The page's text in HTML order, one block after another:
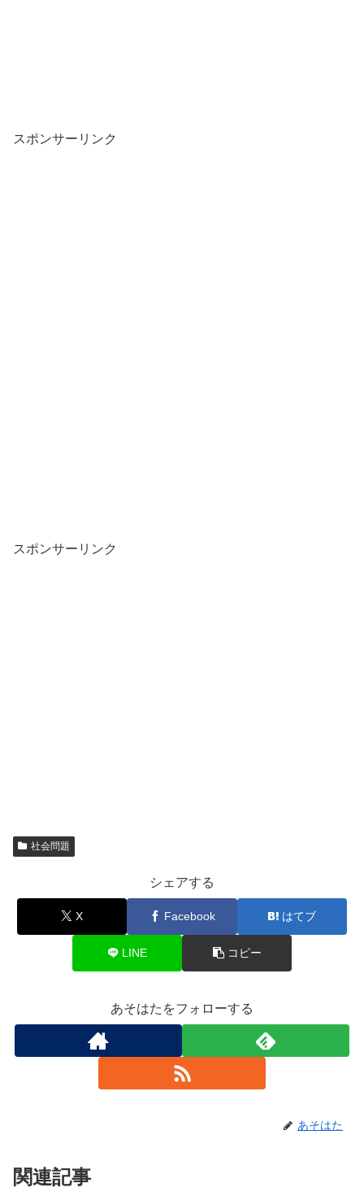
スポンサーリンク
スポンサーリンク
社会問題
シェアする
X Facebook はてブ
LINE コピー
あそはたをフォローする
あそはた
関連記事